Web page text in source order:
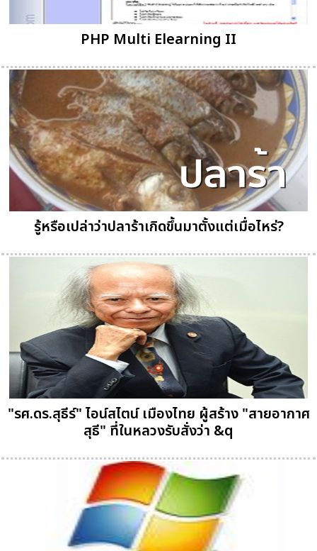
PHP Multi Elearning II
รู้หรือเปล่าว่าปลาร้าเกิดขึ้นมาตั้งแต่เมื่อไหร่?
"รศ.ดร.สุธีร์" ไอน์สไตน์ เมืองไทย ผู้สร้าง "สายอากาศ
สุธี" ที่ในหลวงรับสั่งว่า &q